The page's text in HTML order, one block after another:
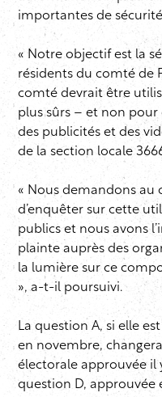
importantes de
« Notre objectif est la
résidents du comté de
comté devrait être
plus sûrs – et non
des publicités et des
de la section locale
« Nous demandons au
d’enquêter sur cette
publics et nous avons
plainte auprès des
la lumière sur ce
», a-t-il poursuivi.
La question A, si elle
en novembre,
électorale approuvée il
question D, approuvée